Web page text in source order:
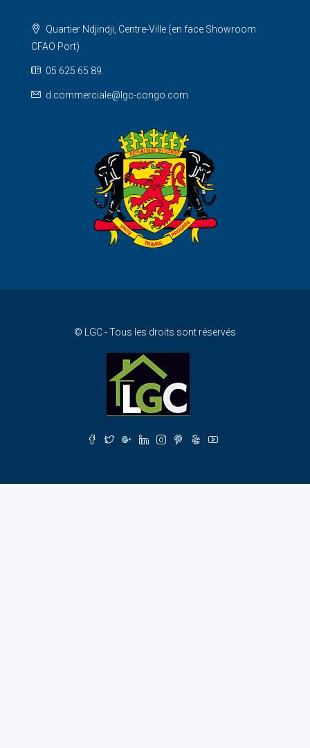
Quartier Ndjindji, Centre-Ville (en face Showroom
CFAO Port)
05 625 65 89
d.commerciale@lgc-congo.com
© LGC - Tous les droits sont réservés